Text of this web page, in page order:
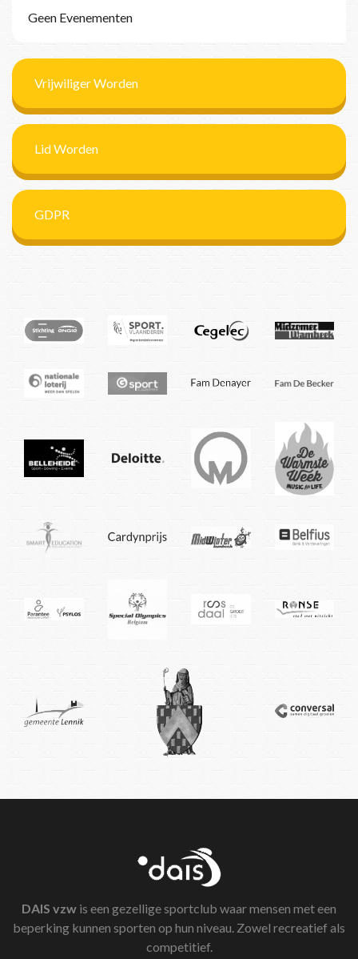
Geen Evenementen
Vrijwiliger Worden
Lid Worden
GDPR
DAIS vzw is een gezellige sportclub waar mensen met een
beperking kunnen sporten op hun niveau. Zowel recreatief als
competitief.